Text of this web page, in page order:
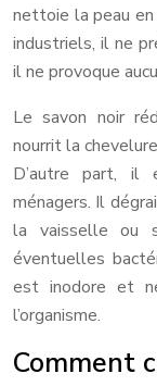
nettoie la peau en
industriels, il ne
il ne provoque
Le savon noir
nourrit la
D’autre part, il
ménagers. Il
la vaisselle ou
éventuelles
est inodore et
l’organisme.
Comment